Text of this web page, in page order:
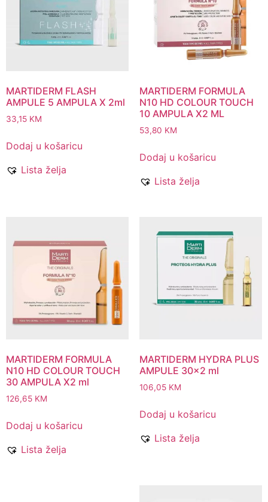
MARTIDERM FLASH
AMPULE 5 AMPULA X 2ml
33,15 KM
Dodaj u košaricu
Lista želja
MARTIDERM FORMULA
N10 HD COLOUR TOUCH
10 AMPULA X2 ML
53,80 KM
Dodaj u košaricu
Lista želja
MARTIDERM FORMULA
N10 HD COLOUR TOUCH
30 AMPULA X2 ml
126,65 KM
Dodaj u košaricu
Lista želja
MARTIDERM HYDRA PLUS
AMPULE 30×2 ml
106,05 KM
Dodaj u košaricu
Lista želja